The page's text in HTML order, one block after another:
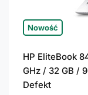
Nowość
HP EliteBook
GHz / 32 GB /
Defekt